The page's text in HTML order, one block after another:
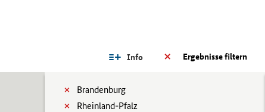
Ergebnisse filtern
Info
Brandenburg
Rheinland-Pfalz